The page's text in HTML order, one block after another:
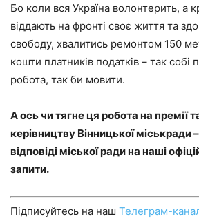
Бо коли вся Україна волонтерить, а
віддають на фронті своє життя та
свободу, хвалитись ремонтом 150
кошти платників податків – так
робота, так би мовити.
А ось чи тягне ця робота на премії
керівництву Вінницької міськради
відповіді міської ради на наші
запити.
Підписуйтесь на наш Телеграм-